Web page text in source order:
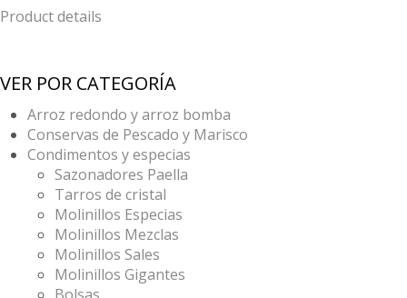
Product details
VER POR CATEGORÍA
Arroz redondo y arroz bomba
Conservas de Pescado y Marisco
Condimentos y especias
Sazonadores Paella
Tarros de cristal
Molinillos Especias
Molinillos Mezclas
Molinillos Sales
Molinillos Gigantes